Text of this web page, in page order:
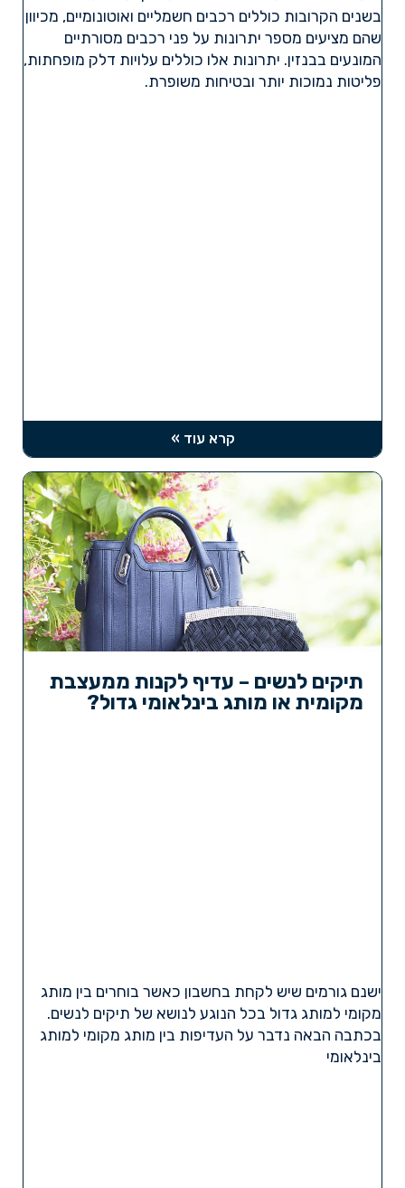
בשנים הקרובות כוללים רכבים חשמליים ואוטונומיים, מכיוון
שהם מציעים מספר יתרונות על פני רכבים מסורתיים
המונעים בבנזין. יתרונות אלו כוללים עלויות דלק מופחתות,
פליטות נמוכות יותר ובטיחות משופרת.
קרא עוד »
תיקים לנשים – עדיף לקנות ממעצבת
מקומית או מותג בינלאומי גדול?
ישנם גורמים שיש לקחת בחשבון כאשר בוחרים בין מותג
מקומי למותג גדול בכל הנוגע לנושא של תיקים לנשים.
בכתבה הבאה נדבר על העדיפות בין מותג מקומי למותג
בינלאומי